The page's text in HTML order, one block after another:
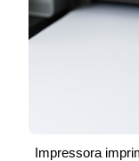
Impressora